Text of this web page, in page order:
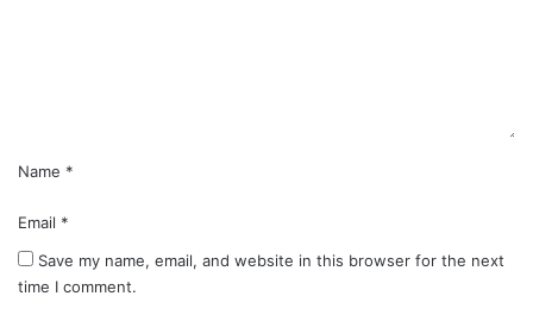
Name *
Email *
Save my name, email, and website in this browser for the next
time I comment.